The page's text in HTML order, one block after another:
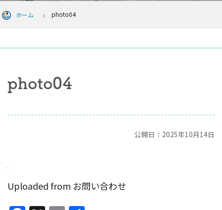
ホーム photo04
photo04
公開日：2025年10月14日
Uploaded from お問い合わせ